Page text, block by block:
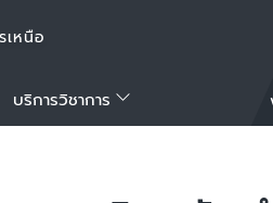
เหนือ
บริการวิชาการ